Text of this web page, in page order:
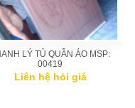
LÝ TỦ QUẦN ÁO MSP:
00419
Liên hệ hỏi giá